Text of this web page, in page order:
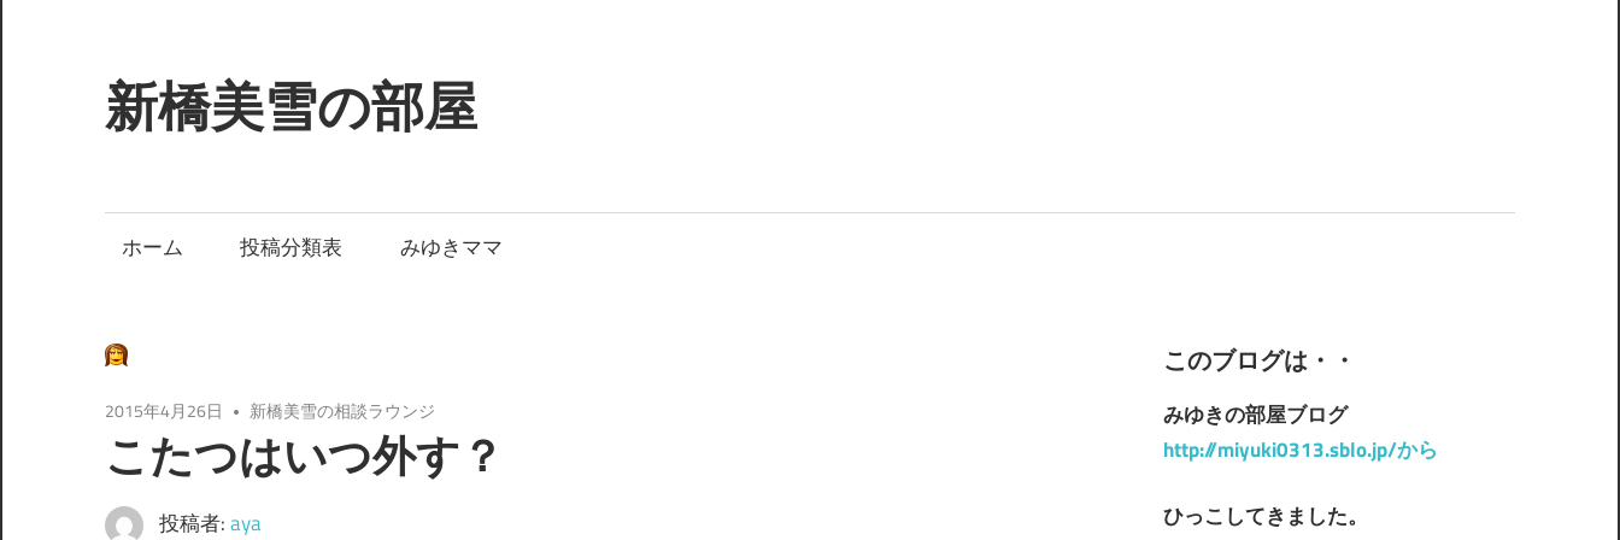
テ
ン
キ
新橋美雪の部屋
し
た
癒
し
の
空
ホーム 投稿分類表 みゆきママ
2015年4月26日 新橋美雪の相談ラウンジ
こたつはいつ外す？
投稿者:aya
このブログは・・
みゆきの部屋ブログ
http://miyuki0313.sblo.jp/から
ひっこしてきました。